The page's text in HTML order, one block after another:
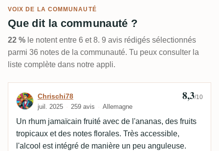
VOIX DE LA COMMUNAUTÉ
Que dit la communauté ?
22 % le notent entre 6 et 8. 9 avis rédigés sélectionnés
parmi 36 notes de la communauté. Tu peux consulter la
liste complète dans notre appli.
Avis de Chrischi78
Chrischi78
juil. 2025 259 avis Allemagne
8,3/10
Un rhum jamaïcain fruité avec de l'ananas, des fruits
tropicaux et des notes florales. Très accessible,
l'alcool est intégré de manière un peu anguleuse.